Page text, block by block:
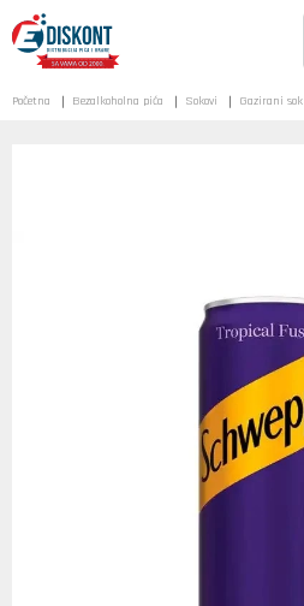
Početna Bezalkoholna pića Sokovi Gazirani sok